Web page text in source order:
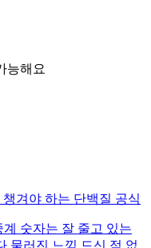
능해요
겨야 하는 단백질 공식
숫자는 잘 줄고 있는
물러진 느낌 드신 적 없